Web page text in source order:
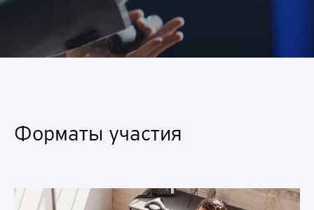
Форматы участия